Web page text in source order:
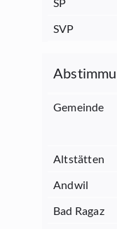
SVP
Gemeinde
Altstätten
Andwil
Bad Ragaz